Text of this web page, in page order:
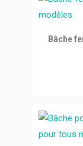
Bâche